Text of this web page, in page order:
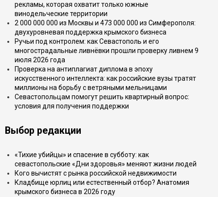
рекламы, которая охватит только южные
винодельческие территории
2 000 000 000 из Москвы и 473 000 000 из Симферополя:
двухуровневая поддержка крымского бизнеса
Ручьи под контролем: как Севастополь и его
многострадальные ливнёвки прошли проверку ливнем 9
июля 2026 года
Проверка на антиплагиат диплома в эпоху
искусственного интеллекта: как российские вузы тратят
миллионы на борьбу с ветряными мельницами
Севастопольцам помогут решить квартирный вопрос:
условия для получения поддержки
Выбор редакции
«Тихие убийцы» и спасение в субботу: как
севастопольские «Дни здоровья» меняют жизни людей
Кого вычистят с рынка российской недвижимости
Кладбище юрлиц или естественный отбор? Анатомия
крымского бизнеса в 2026 году